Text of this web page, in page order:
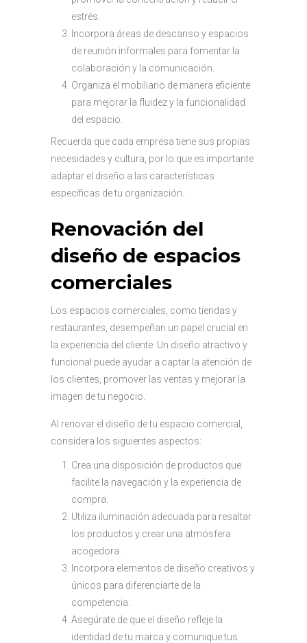
estrés.
Incorpora áreas de descanso y espacios
de reunión informales para fomentar la
colaboración y la comunicación.
Organiza el mobiliario de manera eficiente
para mejorar la fluidez y la funcionalidad
del espacio.
Recuerda que cada empresa tiene sus propias
necesidades y cultura, por lo que es importante
adaptar el diseño a las características
específicas de tu organización.
Renovación del
diseño de espacios
comerciales
Los espacios comerciales, como tiendas y
restaurantes, desempeñan un papel crucial en
la experiencia del cliente. Un diseño atractivo y
funcional puede ayudar a captar la atención de
los clientes, promover las ventas y mejorar la
imagen de tu negocio.
Al renovar el diseño de tu espacio comercial,
considera los siguientes aspectos:
Crea una disposición de productos que
facilite la navegación y la experiencia de
compra.
Utiliza iluminación adecuada para resaltar
los productos y crear una atmósfera
acogedora.
Incorpora elementos de diseño creativos y
únicos para diferenciarte de la
competencia.
Asegúrate de que el diseño refleje la
identidad de tu marca y comunique tus